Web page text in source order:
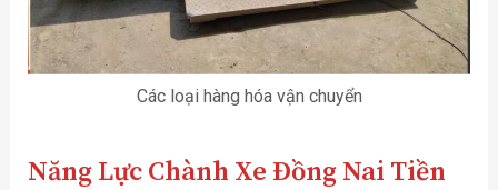
Các loại hàng hóa vận chuyển
Năng Lực Chành Xe Đồng Nai Tiền